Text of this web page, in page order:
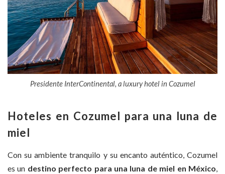
Presidente InterContinental, a luxury hotel in Cozumel
Hoteles en Cozumel para una luna de
miel
Con su ambiente tranquilo y su encanto auténtico, Cozumel
es un destino perfecto para una luna de miel en México,